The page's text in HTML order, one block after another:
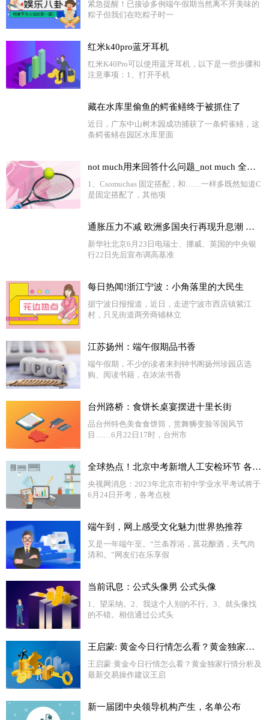
紧急提醒！已接诊多例端午假期当然离不开美味的
粽子但我们在吃粽子时一
红米k40pro蓝牙耳机
红米K40Pro可以使用蓝牙耳机，以下是一些步骤和
注意事项：1、打开手机
藏在水库里偷鱼的鳄雀鳝终于被抓住了
近日，广东中山树木园成功捕获了一条鳄雀鳝，这
条鳄雀鳝在园区水库里面
not much用来回答什么问题_not much 全球快看点
1、Csomuchas 固定搭配，和……一样多既然知道C
是固定搭配了，其他项
通胀压力不减 欧洲多国央行再现升息潮 环球精选
新华社北京6月23日电瑞士、挪威、英国的中央银
行22日先后宣布调高基准
每日热闻!浙江宁波：小角落里的大民生
据宁波日报报道，近日，走进宁波市西店镇紫江
村，只见街道两旁商铺林立
江苏扬州：端午假期品书香
端午假期，不少的读者来到钟书阁扬州珍园店选
购、阅读书籍，在浓浓书香
台州路桥：食饼长桌宴摆进十里长街
品台州特色美食食饼筒，赏舞狮变脸等国风节
目……6月22日17时，台州市
全球热点！北京中考新增人工安检环节 各考点校准备就绪静候考生
央视网消息：2023年北京市初中学业水平考试将于
6月24日开考，各考点校
端午到，网上感受文化魅力|世界热推荐
又是一年端午至。“兰条荐浴，菖花酿酒，天气尚
清和。”网友们在乐享假
当前讯息：公式头像男 公式头像
1、望采纳。2、我这个人别的不行。3、就头像找
的不错。相信通过公式头
王启蒙: 黄金今日行情怎么看？黄金独家行情分析及最新交易操作建议
王启蒙:黄金今日行情怎么看？黄金独家行情分析及
最新交易操作建议王启
新一届团中央领导机构产生，名单公布